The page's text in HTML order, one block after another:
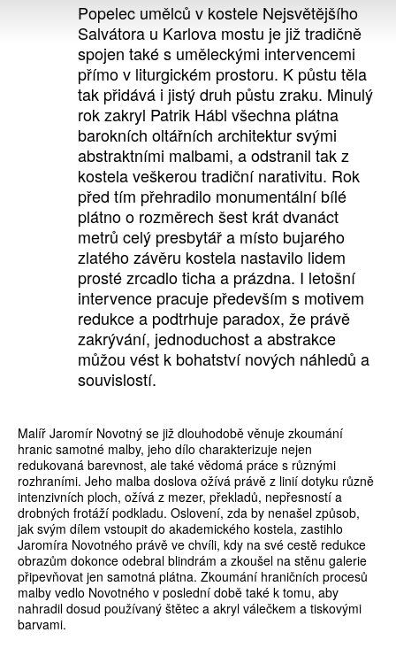
Popelec umělců v kostele Nejsvětějšího
Salvátora u Karlova mostu je již tradičně
spojen také s uměleckými intervencemi
přímo v liturgickém prostoru. K půstu těla
tak přidává i jistý druh půstu zraku. Minulý
rok zakryl Patrik Hábl všechna plátna
barokních oltářních architektur svými
abstraktními malbami, a odstranil tak z
kostela veškerou tradiční narativitu. Rok
před tím přehradilo monumentální bílé
plátno o rozměrech šest krát dvanáct
metrů celý presbytář a místo bujarého
zlatého závěru kostela nastavilo lidem
prosté zrcadlo ticha a prázdna. I letošní
intervence pracuje především s motivem
redukce a podtrhuje paradox, že právě
zakrývání, jednoduchost a abstrakce
můžou vést k bohatství nových náhledů a
souvislostí.
Malíř Jaromír Novotný se již dlouhodobě věnuje zkoumání
hranic samotné malby, jeho dílo charakterizuje nejen
redukovaná barevnost, ale také vědomá práce s různými
rozhraními. Jeho malba doslova ožívá právě z linií dotyku různě
intenzivních ploch, ožívá z mezer, překladů, nepřesností a
drobných frotáží podkladu. Oslovení, zda by nenašel způsob,
jak svým dílem vstoupit do akademického kostela, zastihlo
Jaromíra Novotného právě ve chvíli, kdy na své cestě redukce
obrazům dokonce odebral blindrám a zkoušel na stěnu galerie
připevňovat jen samotná plátna. Zkoumání hraničních procesů
malby vedlo Novotného v poslední době také k tomu, aby
nahradil dosud používaný štětec a akryl válečkem a tiskovými
barvami.